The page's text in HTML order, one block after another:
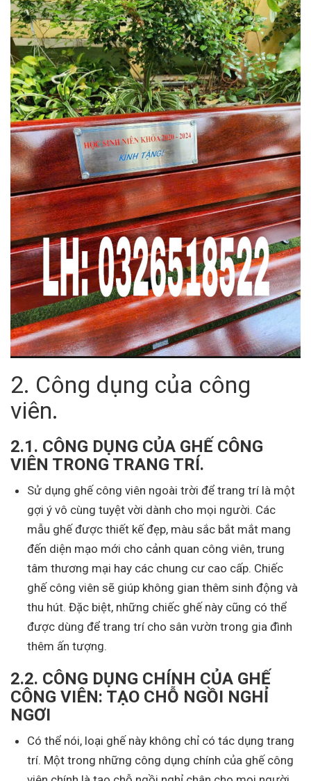
2. Công dụng của công
viên.
2.1. CÔNG DỤNG CỦA GHẾ CÔNG
VIÊN TRONG TRANG TRÍ.
Sử dụng ghế công viên ngoài trời để trang trí là một
gợi ý vô cùng tuyệt vời dành cho mọi người. Các
mẫu ghế được thiết kế đẹp, màu sắc bắt mắt mang
đến diện mạo mới cho cảnh quan công viên, trung
tâm thương mại hay các chung cư cao cấp. Chiếc
ghế công viên sẽ giúp không gian thêm sinh động và
thu hút. Đặc biệt, những chiếc ghế này cũng có thể
được dùng để trang trí cho sân vườn trong gia đình
thêm ấn tượng.
2.2. CÔNG DỤNG CHÍNH CỦA GHẾ
CÔNG VIÊN: TẠO CHỖ NGỒI NGHỈ
NGƠI
Có thể nói, loại ghế này không chỉ có tác dụng trang
trí. Một trong những công dụng chính của ghế công